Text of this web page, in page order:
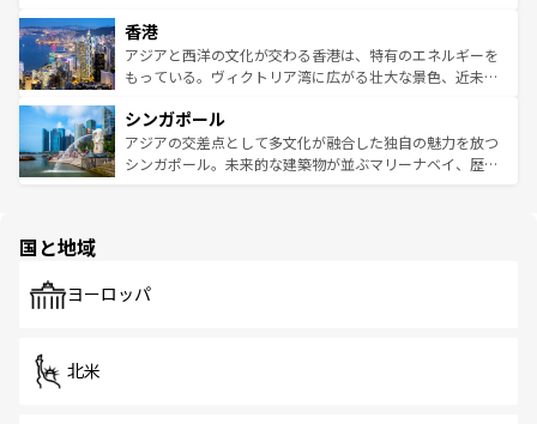
とつ。フォーやバインミー、ベトナムコーヒーなどは、ぜ
ひ現地で味わいたい。どの地域を訪れてもあたたかい人々
が旅行者を迎えてくれるので、きっと忘れられない旅にな
参照してほしい。
の活気が交差している。北部ではチェンマイなどの山岳地
帯で自然と触れ合い、南部ではプーケットやクラビの美し
いビーチでリゾート気分を楽しむことができる。タイ料理
激する。気候は一年中温暖で、どの季節にも異なる楽しみ
が待っている。親しみやすいタイの人々、仏教を中心とし
た文化、そして多様な観光資源が、訪れる旅人を魅了し続
香港
アジアと西洋の文化が交わる香港は、特有のエネルギーを
もっている。ヴィクトリア湾に広がる壮大な景色、近未来
み、どこを訪れても感動するはず。観光スポットが密集し
ており、効率よく見どころを回れるのも魅力。息をのむよ
うな絶景から文化的な体験まで、香港を存分に楽しみ尽く
シンガポール
アジアの交差点として多文化が融合した独自の魅力を放つ
シンガポール。未来的な建築物が並ぶマリーナベイ、歴史
で、ホーカーズは地元の風情を楽しめる外せないスポット
国と地域
ヨーロッパ
北米